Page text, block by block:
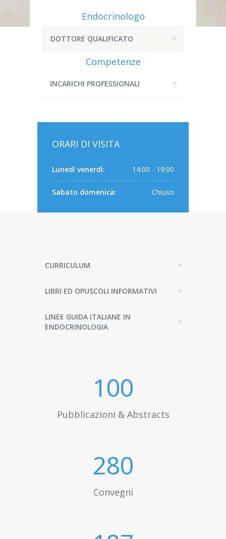
Endocrinologo
DOTTORE QUALIFICATO
Competenze
INCARICHI PROFESSIONALI
ORARI DI VISITA
Lunedì venerdì: 14:00 - 19:00
Sabato domenica: Chiuso
CURRICULUM
LIBRI ED OPUSCOLI INFORMATIVI
LINEE GUIDA ITALIANE IN
ENDOCRINOLOGIA
100
Pubblicazioni & Abstracts
300
Convegni